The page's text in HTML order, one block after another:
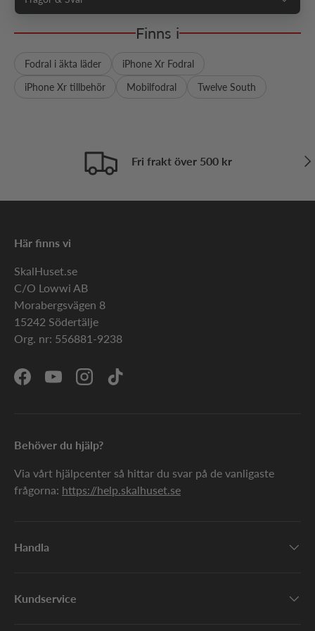
Finns i
Fodral i äkta läder
iPhone Xr Fodral
iPhone Xr tillbehör
Mobilfodral Twelve South
Fri frakt över 500 kr
Här finns vi
SkalHuset.se
C/O Lowwi AB
Morabergsvägen 8
15242 Södertälje
Org. nr: 556881-9238
FacebookYouTubeInstagramTikTok
Behöver du hjälp?
Via vårt hjälpcenter så hittar du svar på de vanligaste
frågorna: https://help.skalhuset.se
Handla
Kundservice